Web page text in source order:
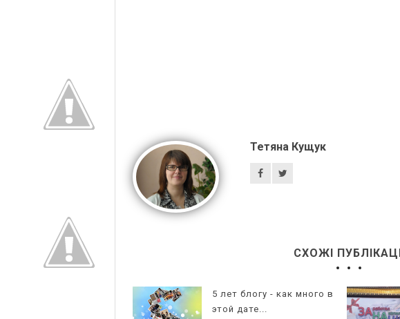
Тетяна Кущук
СХОЖІ ПУБЛІКАЦІЇ
5 лет блогу - как много в
этой дате...